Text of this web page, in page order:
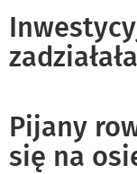
Pijany
się na